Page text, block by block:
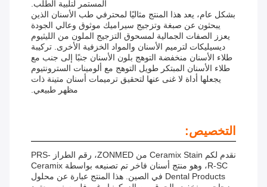
المستمر لتلبية الطلب.
بشكل عام، يعد هذا المنتج مثاليًا لمحترفي طب الأسنان الذين
يبحثون عن صبغة وتزجيج سيراميك موثوق وعالي الجودة
يعزز الصفات الجمالية لمسحوق التزجيج الملون من الليثيوم
ديسيليكات لترميم الأسنان والمواد الخزفية الأخرى. تركيبة
طلاء الأسنان منخفضة التوهج بلون الأسنان جنبًا إلى جنب مع
طلاء الأسنان المبتكر طويل التوهج مع ألومينات السترونتيوم
يجعلها أداة لا غنى عنها لتحقيق ترميمات أسنان متينة ذات
مظهر طبيعي.
التخصيص:
نقدم لكم Ceramix Stain من ZONMED، رقم الطراز PRS-
R-SC، وهو منتج أسنان فاخر تم تصنيعه بواسطة Ceramix
Dental Products في الصين. هذا المنتج عبارة عن محلول